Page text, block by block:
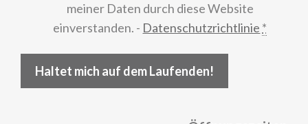
meiner Daten durch diese Website
einverstanden. - Datenschutzrichtlinie *
Haltet mich auf dem Laufenden!